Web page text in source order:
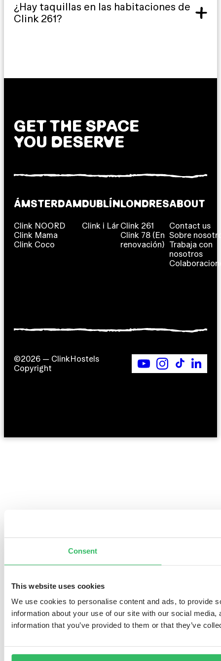
Consent
This website uses cookies
We use cookies to personalise content and ads, to provide
information about your use of our site with our social
information that you’ve provided to them or that they’ve
¿Hay taquillas en las habitaciones de
Clink 261?
GET THE SPACE
YOU DESERVE
ÁMSTERDAM
Clink NOORD
Clink Mama
Clink Coco
DUBLÍN
Clink i Lár
LONDRES
Clink 261
Clink 78 (En
renovación)
ABOUT
Contact us
Sobre
Trabaja con
nosotros
©2026 — ClinkHostels
Copyright